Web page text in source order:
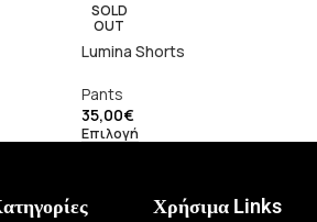
SOLD
OUT
Lumina Shorts
Pants
35,00€
Επιλογή
Χρήσιμα Links